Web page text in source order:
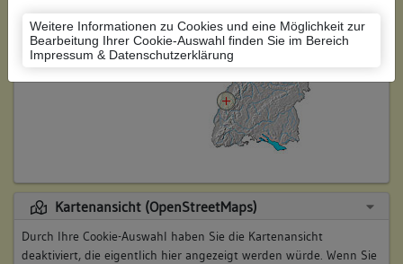
Weitere Informationen zu Cookies und eine Möglichkeit zur
Bearbeitung Ihrer Cookie-Auswahl finden Sie im Bereich
Impressum & Datenschutzerklärung
Lage des Wohnplatzes:
Kartenansicht (OpenStreetMaps)
Durch Ihre Cookie-Auswahl haben Sie die Kartenansicht
deaktiviert, die eigentlich hier angezeigt werden würde. Wenn Sie